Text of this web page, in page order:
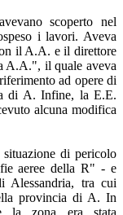
scoperto nel
i lavori. Aveva
il A.A. e il direttore
A.A.", il quale aveva
ad opere di
di A. Infine, la E.E.
alcuna modifica
di pericolo
aeree della R" - e
Alessandria, tra cui
provincia di A. In
la zona era stata